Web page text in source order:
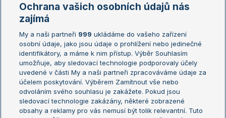
Žebříčky
Žebříček ATP (muži)
Žebříček WTA (ženy)
Sázkařský žebříček
Australian Open
French Open
Wimbledon
US Open
Turnaj mistrů
Turnaj mistryň
Ochrana vašich osobních údajů nás
zajímá
My a naši partneři 999 ukládáme do vašeho zařízení
osobní údaje, jako jsou údaje o prohlížení nebo jedinečné
identifikátory, a máme k nim přístup. Výběr Souhlasím
umožňuje, aby sledovací technologie podporovaly účely
uvedené v části My a naši partneři zpracováváme údaje za
účelem poskytování. Výběrem Zamítnout vše nebo
odvoláním svého souhlasu je zakážete. Pokud jsou
sledovací technologie zakázány, některé zobrazené
obsahy a reklamy pro vás nemusí být tolik relevantní. Tuto